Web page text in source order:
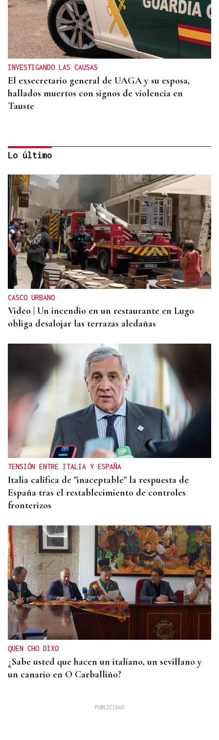
INVESTIGANDO LAS CAUSAS
El exsecretario general de UAGA y su esposa,
hallados muertos con signos de violencia en
Tauste
INCENDIO EN UN BARRANCO
Unos 200 efectivos combaten el incendio de Tírig,
que ya roza las 400 hectáreas
Lo último
CASCO URBANO
Video | Un incendio en un restaurante en Lugo
obliga desalojar las terrazas aledañas
TENSIÓN ENTRE ITALIA Y ESPAÑA
Italia califica de "inaceptable" la respuesta de
España tras el restablecimiento de controles
fronterizos
QUEN CHO DIXO
¿Sabe usted que hacen un italiano, un sevillano y
un canario en O Carballiño?